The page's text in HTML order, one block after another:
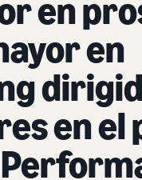
en
en
en el